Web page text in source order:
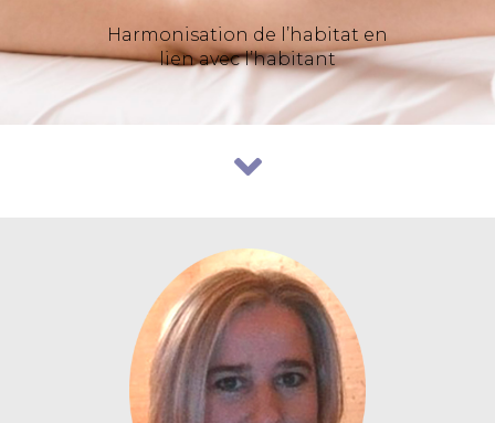
Harmonisation de l’habitat en
lien avec l’habitant